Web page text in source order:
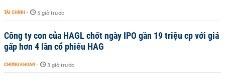
TÀI CHÍNH - 5 giờ trước
Công ty con của HAGL chốt ngày IPO gần 19 triệu cp với giá
gấp hơn 4 lần cổ phiếu HAG
CHỨNG KHOÁN - 3 giờ trước